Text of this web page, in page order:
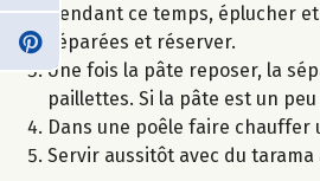
Pendant ce temps, éplucher
séparées et réserver.
Une fois la pâte reposer, la
paillettes. Si la pâte est un peu
Dans une poêle faire chauffer
Servir aussitôt avec du